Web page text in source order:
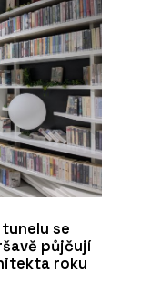
tunelu se
půjčují
roku